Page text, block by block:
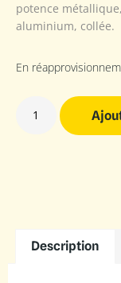
potence
aluminium, collée.
En
Description